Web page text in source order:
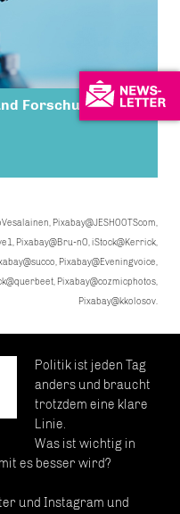
Forschung
Pixabay@JESHOOTScom,
Pixabay@Bru-nO, iStock@Kerrick,
Pixabay@Eveningvoice,
Pixabay@cozmicphotos,
Pixabay@kkolosov.
Politik ist jeden Tag
anders und braucht
trotzdem eine klare
Linie.
Was ist wichtig in
es besser wird?
und Instagram und